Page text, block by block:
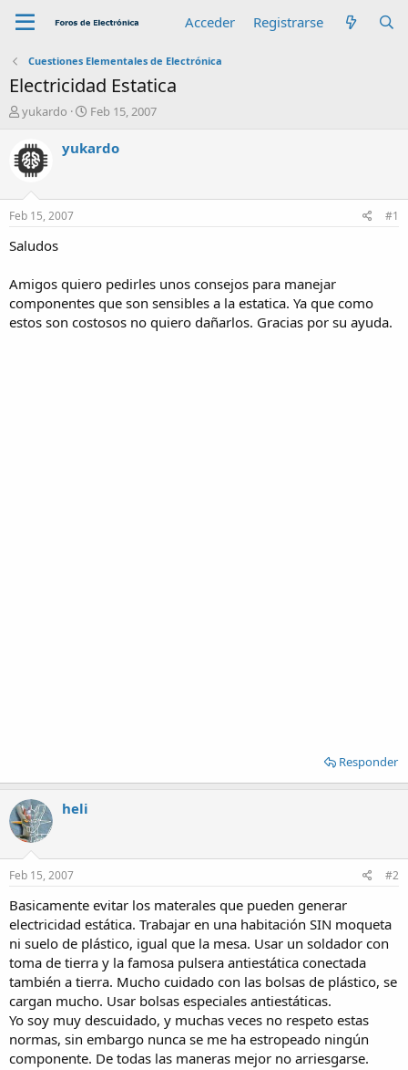
Acceder Registrarse
Cuestiones Elementales de Electrónica
Electricidad Estatica
A
t
o
r
yukardo
F
c
i
o
Feb 15, 2007
yukardo
Feb 15, 2007 #1
Saludos
Amigos quiero pedirles unos consejos para manejar
componentes que son sensibles a la estatica. Ya que como
estos son costosos no quiero dañarlos. Gracias por su ayuda.
Responder
heli
Feb 15, 2007 #2
Basicamente evitar los materales que pueden generar
electricidad estática. Trabajar en una habitación SIN moqueta
ni suelo de plástico, igual que la mesa. Usar un soldador con
toma de tierra y la famosa pulsera antiestática conectada
también a tierra. Mucho cuidado con las bolsas de plástico, se
cargan mucho. Usar bolsas especiales antiestáticas.
Yo soy muy descuidado, y muchas veces no respeto estas
normas, sin embargo nunca se me ha estropeado ningún
componente. De todas las maneras mejor no arriesgarse.